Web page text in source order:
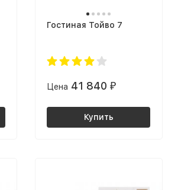
Гостиная Тойво 7
Цена 41 840 ₽
Купить